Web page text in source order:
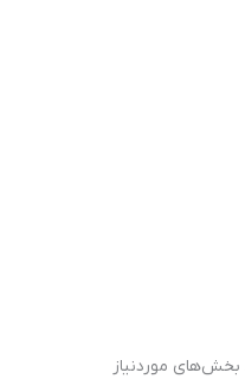
بخش‌های موردنیاز